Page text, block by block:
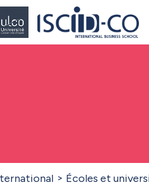
Écoles et